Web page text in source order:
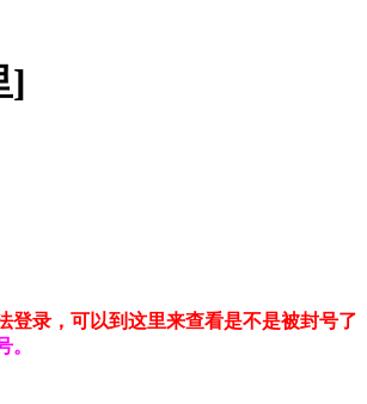
]
登录，可以到这里来查看是不是被封号了